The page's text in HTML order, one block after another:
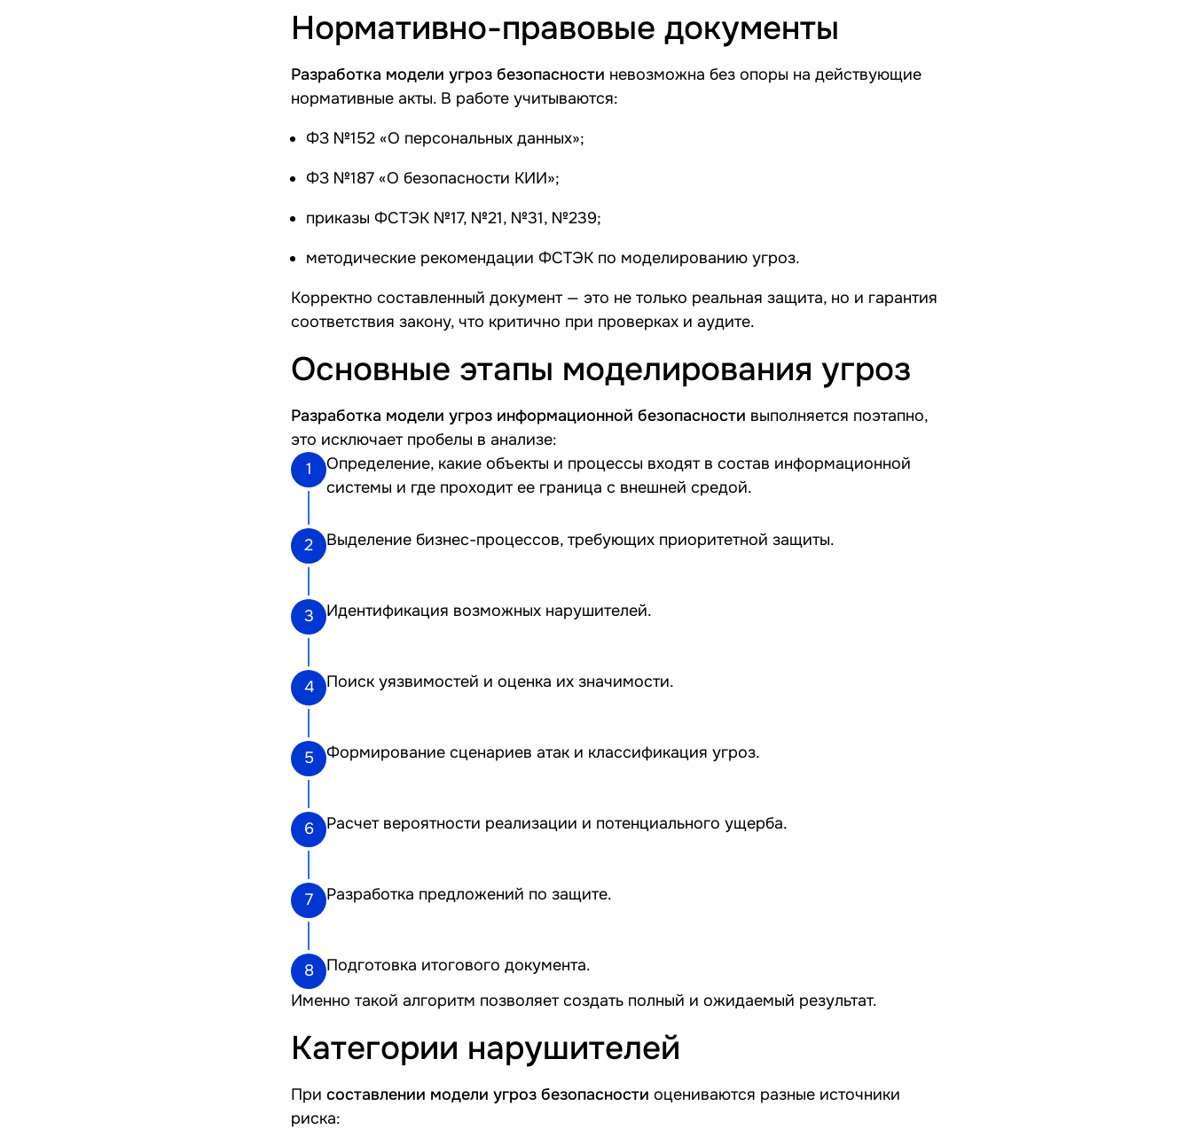
Нормативно-правовые документы
Разработка модели угроз безопасности невозможна без опоры на действующие
нормативные акты. В работе учитываются:
ФЗ №152 «О персональных данных»;
ФЗ №187 «О безопасности КИИ»;
приказы ФСТЭК №17, №21, №31, №239;
методические рекомендации ФСТЭК по моделированию угроз.
Корректно составленный документ — это не только реальная защита, но и гарантия
соответствия закону, что критично при проверках и аудите.
Основные этапы моделирования угроз
Разработка модели угроз информационной безопасности выполняется поэтапно,
это исключает пробелы в анализе:
1
Определение, какие объекты и процессы входят в состав информационной
системы и где проходит ее граница с внешней средой.
2 Выделение бизнес-процессов, требующих приоритетной защиты.
3 Идентификация возможных нарушителей.
4 Поиск уязвимостей и оценка их значимости.
5 Формирование сценариев атак и классификация угроз.
6 Расчет вероятности реализации и потенциального ущерба.
7 Разработка предложений по защите.
8
Подготовка итогового документа.
Именно такой алгоритм позволяет создать полный и ожидаемый результат.
Категории нарушителей
При составлении модели угроз безопасности оцениваются разные источники
риска: